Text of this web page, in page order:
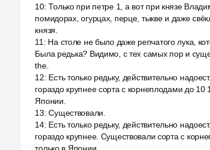
10:Только при петре 1, а вот при князе
помидорах, огурцах, перце, тыкве и даже
князя.
11 : На столе не было даже репчатого лука,
Была редька? Видимо, с тех самых пор и
the.
12: Есть только редьку, действительно
гораздо крупнее сорта с корнеплодами до
Японии.
13:Существовали.
14: Есть только редьку, действительно
гораздо крупнее. Существовали сорта с